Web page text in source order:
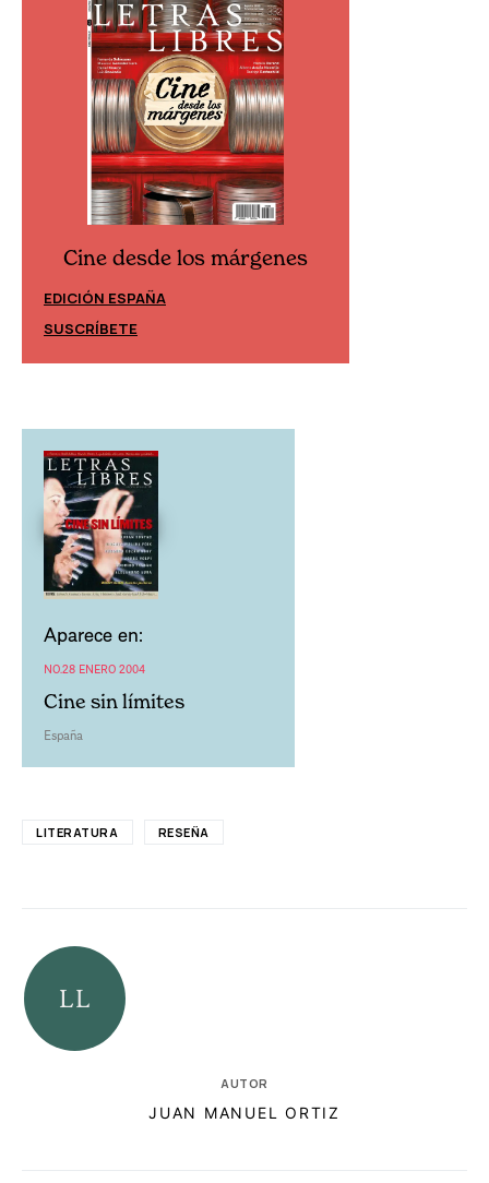
Cine desde los márgenes
EDICIÓN ESPAÑA
SUSCRÍBETE
Aparece en:
NO.28 ENERO 2004
Cine sin límites
España
LITERATURA RESEÑA
AUTOR
JUAN MANUEL ORTIZ